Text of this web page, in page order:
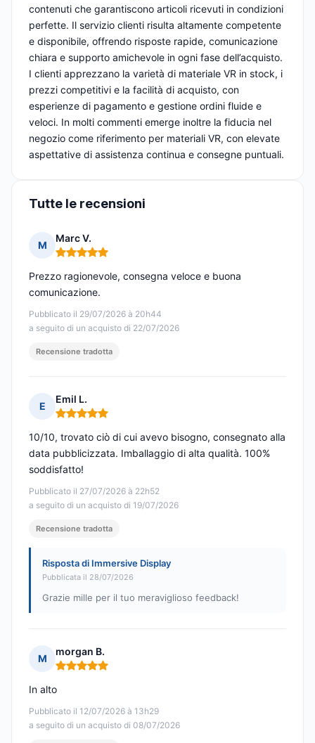
contenuti che garantiscono articoli ricevuti in condizioni
perfette. Il servizio clienti risulta altamente competente
e disponibile, offrendo risposte rapide, comunicazione
chiara e supporto amichevole in ogni fase dell’acquisto.
I clienti apprezzano la varietà di materiale VR in stock, i
prezzi competitivi e la facilità di acquisto, con
esperienze di pagamento e gestione ordini fluide e
veloci. In molti commenti emerge inoltre la fiducia nel
negozio come riferimento per materiali VR, con elevate
aspettative di assistenza continua e consegne puntuali.
Tutte le recensioni
M
Marc V.
Nota: 5 su 5
Pubblicato il 29/07/2026 à 20h44
a seguito di un acquisto di 22/07/2026
Prezzo ragionevole, consegna veloce e buona
comunicazione.
Recensione tradotta
E
Emil L.
Nota: 5 su 5
Pubblicato il 27/07/2026 à 22h52
a seguito di un acquisto di 19/07/2026
10/10, trovato ciò di cui avevo bisogno, consegnato alla
data pubblicizzata. Imballaggio di alta qualità. 100%
soddisfatto!
Recensione tradotta
Risposta di Immersive Display
Pubblicata il 28/07/2026
Grazie mille per il tuo meraviglioso feedback!
M
morgan B.
Nota: 5 su 5
Pubblicato il 12/07/2026 à 13h29
a seguito di un acquisto di 08/07/2026
In alto